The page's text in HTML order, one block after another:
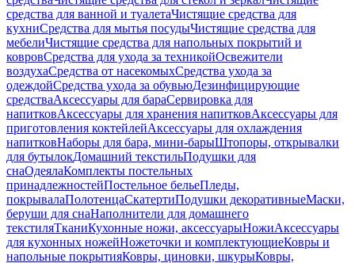
средства для ванной и туалетаЧистящие средства для
кухниСредства для мытья посудыЧистящие средства для
мебелиЧистящие средства для напольных покрытий и
ковровСредства для ухода за техникойОсвежители
воздухаСредства от насекомыхСредства ухода за
одеждойСредства ухода за обувьюДезинфицирующие
средстваАксессуары для бараСервировка для
напитковАксессуары для хранения напитковАксессуары для
приготовления коктейлейАксессуары для охлаждения
напитковНаборы для бара, мини-барыШтопоры, открывалки
для бутылокДомашний текстильПодушки для
снаОдеялаКомплекты постельных
принадлежностейПостельное бельеПледы,
покрывалаПолотенцаСкатертиПодушки декоративныеМаски,
беруши для снаНаполнители для домашнего
текстиляТканиКухонные ножи, аксессуарыНожиАксессуары
для кухонных ножейНожеточки и комплектующиеКовры и
напольные покрытияКовры, циновки, шкурыКовры,